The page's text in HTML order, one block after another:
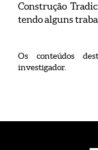
Construção
tendo alguns
Os conteúdos
investigador.